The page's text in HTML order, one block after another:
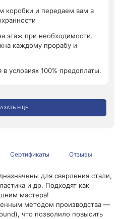
коробки и передаем вам в
этаж при необходимости.
каждому прорабу и
в условиях 100% предоплаты.
ЕЩЕ
Сертификаты Отзывы
для сверления стали,
и др. Подходят как
мастера!
методом производства —
что позволило повысить